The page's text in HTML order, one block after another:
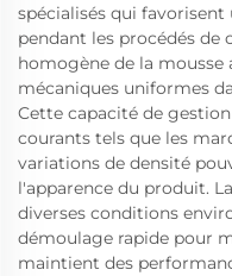
spécialisés qui
pendant les procédés de
homogène de la mousse
mécaniques uniformes
Cette capacité de
courants tels que les
variations de densité
l'apparence du produit.
diverses conditions
démoulage rapide pour
maintient des